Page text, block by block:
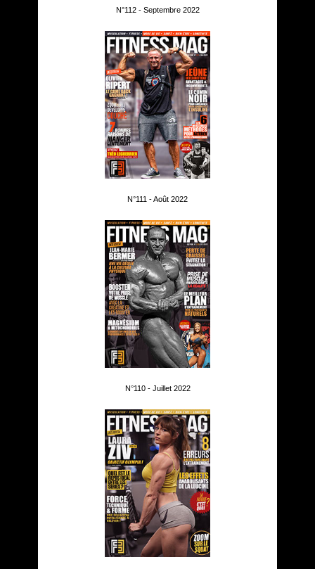
N°112 - Septembre 2022
N°111 - Août 2022
N°110 - Juillet 2022